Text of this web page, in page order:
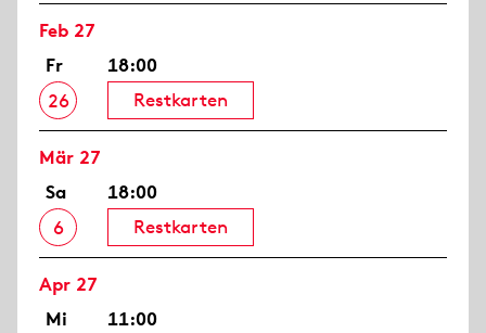
Feb 27
Fr
26
18:00
Restkarten
Mär 27
Sa
6
18:00
Restkarten
Apr 27
Mi
11:00